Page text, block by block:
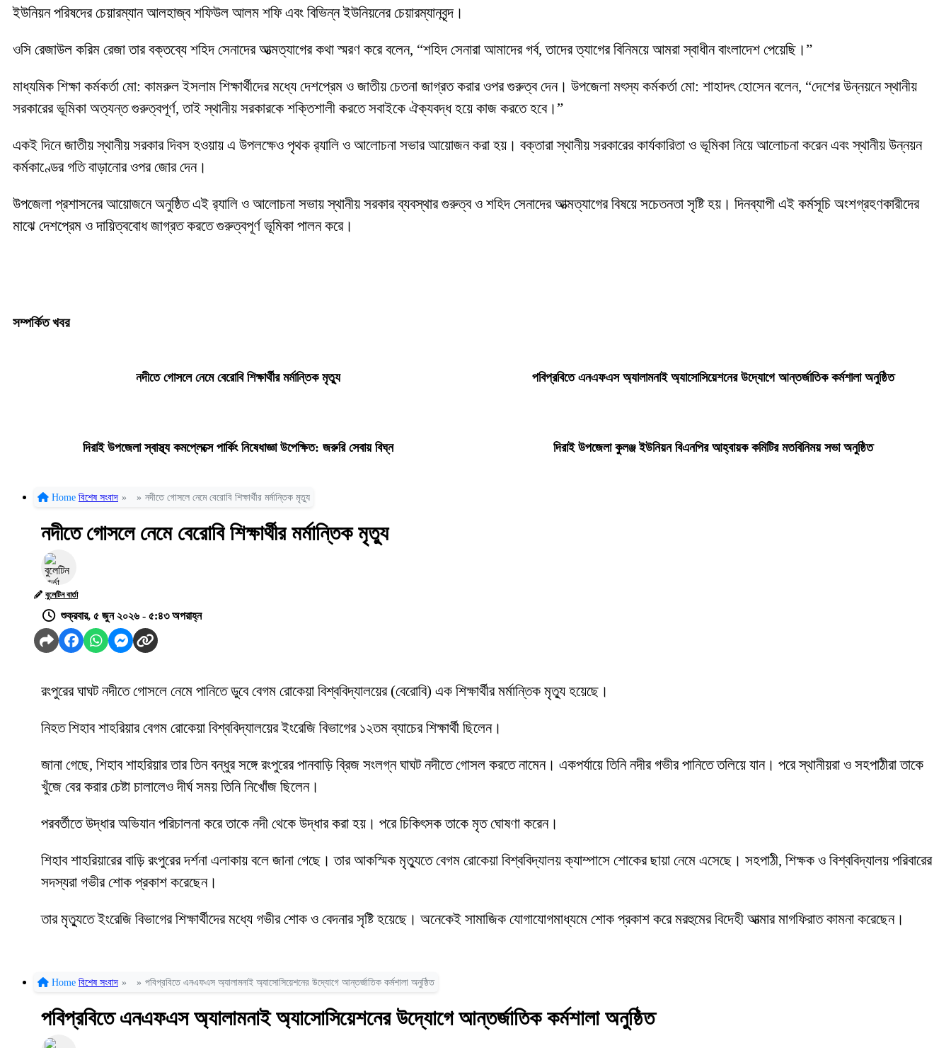
ইউনিয়ন পরিষদের চেয়ারম্যান আলহাজ্ব শফিউল আলম শফি এবং বিভিন্ন ইউনিয়নের চেয়ারম্যানবৃন্দ।
ওসি রেজাউল করিম রেজা তার বক্তব্যে শহিদ সেনাদের আত্মত্যাগের কথা স্মরণ করে বলেন, “শহিদ সেনারা আমাদের গর্ব, তাদের ত্যাগের বিনিময়ে আমরা স্বাধীন বাংলাদেশ পেয়েছি।”
মাধ্যমিক শিক্ষা কর্মকর্তা মো: কামরুল ইসলাম শিক্ষার্থীদের মধ্যে দেশপ্রেম ও জাতীয় চেতনা জাগ্রত করার ওপর গুরুত্ব দেন। উপজেলা মৎস্য কর্মকর্তা মো: শাহাদৎ হোসেন বলেন, “দেশের উন্নয়নে স্থানীয়
সরকারের ভূমিকা অত্যন্ত গুরুত্বপূর্ণ, তাই স্থানীয় সরকারকে শক্তিশালী করতে সবাইকে ঐক্যবদ্ধ হয়ে কাজ করতে হবে।”
একই দিনে জাতীয় স্থানীয় সরকার দিবস হওয়ায় এ উপলক্ষেও পৃথক র‍্যালি ও আলোচনা সভার আয়োজন করা হয়। বক্তারা স্থানীয় সরকারের কার্যকারিতা ও ভূমিকা নিয়ে আলোচনা করেন এবং স্থানীয় উন্নয়ন
কর্মকাণ্ডের গতি বাড়ানোর ওপর জোর দেন।
উপজেলা প্রশাসনের আয়োজনে অনুষ্ঠিত এই র‍্যালি ও আলোচনা সভায় স্থানীয় সরকার ব্যবস্থার গুরুত্ব ও শহিদ সেনাদের আত্মত্যাগের বিষয়ে সচেতনতা সৃষ্টি হয়। দিনব্যাপী এই কর্মসূচি অংশগ্রহণকারীদের
মাঝে দেশপ্রেম ও দায়িত্ববোধ জাগ্রত করতে গুরুত্বপূর্ণ ভূমিকা পালন করে।
সম্পর্কিত খবর
নদীতে গোসলে নেমে বেরোবি শিক্ষার্থীর মর্মান্তিক মৃত্যু পবিপ্রবিতে এনএফএস অ্যালামনাই অ্যাসোসিয়েশনের উদ্যোগে আন্তর্জাতিক কর্মশালা অনুষ্ঠিত
দিরাই উপজেলা স্বাস্থ্য কমপ্লেক্সে পার্কিং নিষেধাজ্ঞা উপেক্ষিত: জরুরি সেবায় বিঘ্ন দিরাই উপজেলা কুলঞ্জ ইউনিয়ন বিএনপির আহ্বায়ক কমিটির মতবিনিময় সভা অনুষ্ঠিত
Home বিশেষ সংবাদ » » নদীতে গোসলে নেমে বেরোবি শিক্ষার্থীর মর্মান্তিক মৃত্যু
নদীতে গোসলে নেমে বেরোবি শিক্ষার্থীর মর্মান্তিক মৃত্যু
বুলেটিন বার্তা
শুক্রবার, ৫ জুন ২০২৬ - ৫:৪৩ অপরাহ্ন
রংপুরের ঘাঘট নদীতে গোসলে নেমে পানিতে ডুবে বেগম রোকেয়া বিশ্ববিদ্যালয়ের (বেরোবি) এক শিক্ষার্থীর মর্মান্তিক মৃত্যু হয়েছে।
নিহত শিহাব শাহরিয়ার বেগম রোকেয়া বিশ্ববিদ্যালয়ের ইংরেজি বিভাগের ১২তম ব্যাচের শিক্ষার্থী ছিলেন।
জানা গেছে, শিহাব শাহরিয়ার তার তিন বন্ধুর সঙ্গে রংপুরের পানবাড়ি ব্রিজ সংলগ্ন ঘাঘট নদীতে গোসল করতে নামেন। একপর্যায়ে তিনি নদীর গভীর পানিতে তলিয়ে যান। পরে স্থানীয়রা ও সহপাঠীরা তাকে
খুঁজে বের করার চেষ্টা চালালেও দীর্ঘ সময় তিনি নিখোঁজ ছিলেন।
পরবর্তীতে উদ্ধার অভিযান পরিচালনা করে তাকে নদী থেকে উদ্ধার করা হয়। পরে চিকিৎসক তাকে মৃত ঘোষণা করেন।
শিহাব শাহরিয়ারের বাড়ি রংপুরের দর্শনা এলাকায় বলে জানা গেছে। তার আকস্মিক মৃত্যুতে বেগম রোকেয়া বিশ্ববিদ্যালয় ক্যাম্পাসে শোকের ছায়া নেমে এসেছে। সহপাঠী, শিক্ষক ও বিশ্ববিদ্যালয় পরিবারের
সদস্যরা গভীর শোক প্রকাশ করেছেন।
তার মৃত্যুতে ইংরেজি বিভাগের শিক্ষার্থীদের মধ্যে গভীর শোক ও বেদনার সৃষ্টি হয়েছে। অনেকেই সামাজিক যোগাযোগমাধ্যমে শোক প্রকাশ করে মরহুমের বিদেহী আত্মার মাগফিরাত কামনা করেছেন।
Home বিশেষ সংবাদ » » পবিপ্রবিতে এনএফএস অ্যালামনাই অ্যাসোসিয়েশনের উদ্যোগে আন্তর্জাতিক কর্মশালা অনুষ্ঠিত
পবিপ্রবিতে এনএফএস অ্যালামনাই অ্যাসোসিয়েশনের উদ্যোগে আন্তর্জাতিক কর্মশালা অনুষ্ঠিত